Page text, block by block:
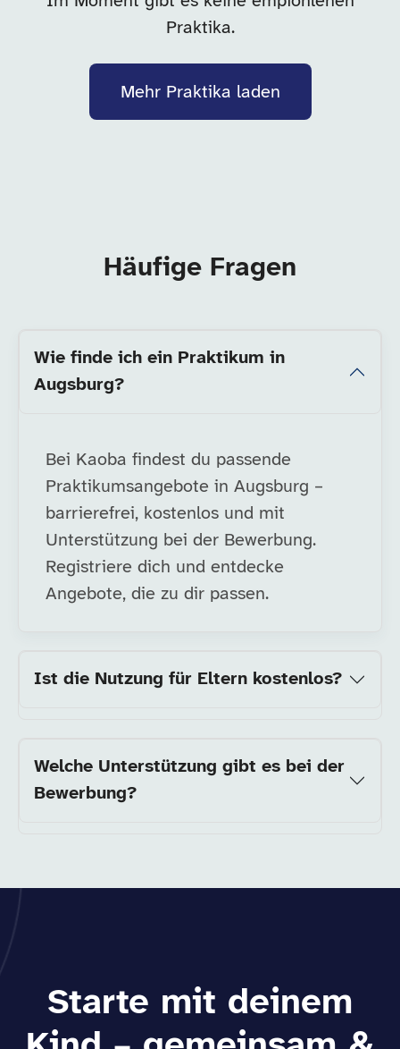
Praktika.
Mehr Praktika laden
Häufige Fragen
Wie finde ich ein Praktikum in
Augsburg?
Bei Kaoba findest du passende
Praktikumsangebote in Augsburg –
barrierefrei, kostenlos und mit
Unterstützung bei der Bewerbung.
Registriere dich und entdecke
Angebote, die zu dir passen.
Ist die Nutzung für Eltern kostenlos?
Welche Unterstützung gibt es bei der
Bewerbung?
Starte mit deinem